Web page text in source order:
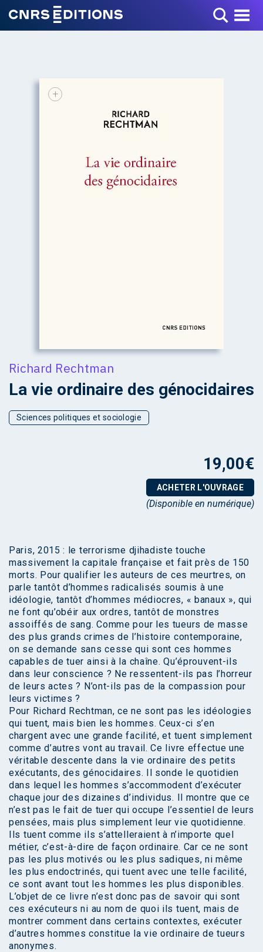
Toggle Menu
+
Richard Rechtman
La vie ordinaire des génocidaires
Sciences politiques et sociologie
19,00€
ACHETER L'OUVRAGE
(Disponible en numérique)
Paris, 2015 : le terrorisme djihadiste touche
massivement la capitale française et fait près de 150
morts. Pour qualifier les auteurs de ces meurtres, on
parle tantôt d’hommes radicalisés soumis à une
idéologie, tantôt d’hommes médiocres, « banaux », qui
ne font qu’obéir aux ordres, tantôt de monstres
assoiffés de sang. Comme pour les tueurs de masse
des plus grands crimes de l’histoire contemporaine,
on se demande sans cesse qui sont ces hommes
capables de tuer ainsi à la chaîne. Qu’éprouvent-ils
dans leur conscience ? Ne ressentent-ils pas l’horreur
de leurs actes ? N’ont-ils pas de la compassion pour
leurs victimes ?
Pour Richard Rechtman, ce ne sont pas les idéologies
qui tuent, mais bien les hommes. Ceux-ci s’en
chargent avec une grande facilité, et tuent simplement
comme d’autres vont au travail. Ce livre effectue une
véritable descente dans la vie ordinaire des petits
exécutants, des génocidaires. Il sonde le quotidien
dans lequel les hommes s’accommodent d’exécuter
chaque jour des dizaines d’individus. Il montre que ce
n’est pas le fait de tuer qui occupe l’essentiel de leurs
pensées, mais plus simplement leur vie quotidienne.
Ils tuent comme ils s’attelleraient à n’importe quel
métier, c’est-à-dire de façon ordinaire. Car ce ne sont
pas les plus motivés ou les plus sadiques, ni même
les plus endoctrinés, qui tuent avec une telle facilité,
ce sont avant tout les hommes les plus disponibles.
L’objet de ce livre n’est donc pas de savoir qui sont
ces exécuteurs ni au nom de quoi ils tuent, mais de
montrer comment dans certains contextes, exécuter
d’autres hommes constitue la vie ordinaire de tueurs
anonymes.